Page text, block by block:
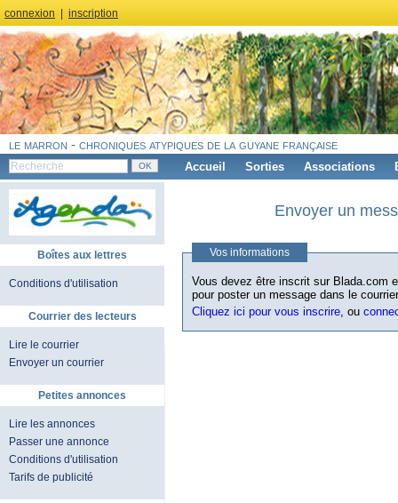
connexion inscription
le marron - chroniques atypiques de la guyane française
Accueil Sorties Associations
Boîtes aux lettres
Conditions d'utilisation
Courrier des lecteurs
Lire le courrier
Envoyer un courrier
Petites annonces
Lire les annonces
Passer une annonce
Conditions d'utilisation
Tarifs de publicité
Envoyer un
Vos informations
Vous devez être inscrit sur Blada.com
pour poster un message dans le
Cliquez ici pour vous inscrire, ou